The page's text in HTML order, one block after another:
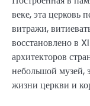
веке, эта церковь
витражи,
восстановлено в
архитекторов
небольшой музей,
жизни церкви и